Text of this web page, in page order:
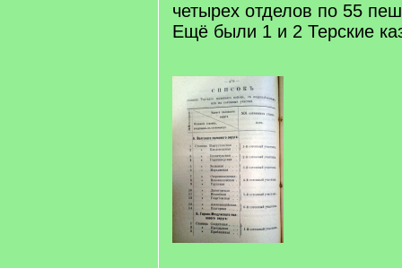
четырех отделов по 55
Ещё были 1 и 2 Терские